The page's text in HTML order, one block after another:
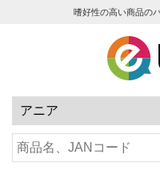
嗜好性の高い商品の